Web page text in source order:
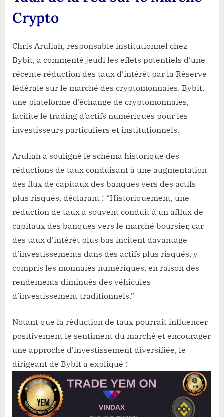
Crypto
Chris Aruliah, responsable institutionnel chez
Bybit, a commenté jeudi les effets potentiels d’une
récente réduction des taux d’intérêt par la Réserve
fédérale sur le marché des cryptomonnaies. Bybit,
une plateforme d’échange de cryptomonnaies,
facilite le trading d’actifs numériques pour les
investisseurs particuliers et institutionnels.
Aruliah a souligné le schéma historique des
réductions de taux conduisant à une augmentation
des flux de capitaux des banques vers des actifs
plus risqués, déclarant : “Historiquement, une
réduction de taux a souvent conduit à un afflux de
capitaux des banques vers le marché boursier, car
des taux d’intérêt plus bas incitent davantage
d’investissements dans des actifs plus risqués, y
compris les monnaies numériques, en raison des
rendements diminués des véhicules
d’investissement traditionnels.”
Notant que la réduction de taux pourrait influencer
positivement le sentiment du marché et encourager
une approche d’investissement diversifiée, le
dirigeant de Bybit a expliqué :